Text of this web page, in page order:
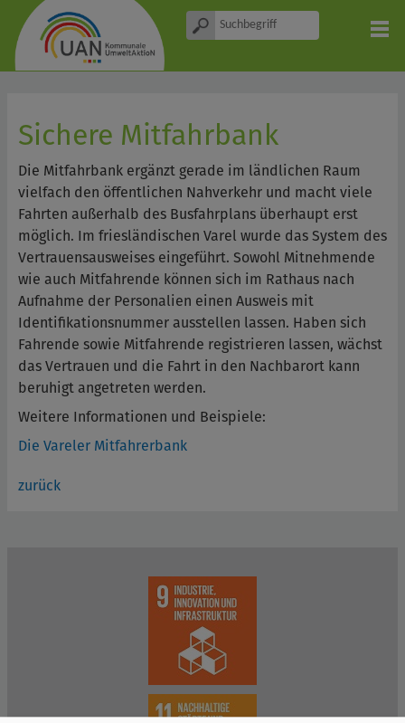
Sichere Mitfahrbank
Die Mitfahrbank ergänzt gerade im ländlichen Raum
vielfach den öffentlichen Nahverkehr und macht viele
Fahrten außerhalb des Busfahrplans überhaupt erst
möglich. Im friesländischen Varel wurde das System des
Vertrauensausweises eingeführt. Sowohl Mitnehmende
wie auch Mitfahrende können sich im Rathaus nach
Aufnahme der Personalien einen Ausweis mit
Identifikationsnummer ausstellen lassen. Haben sich
Fahrende sowie Mitfahrende registrieren lassen, wächst
das Vertrauen und die Fahrt in den Nachbarort kann
beruhigt angetreten werden.
Weitere Informationen und Beispiele:
Die Vareler Mitfahrerbank
zurück